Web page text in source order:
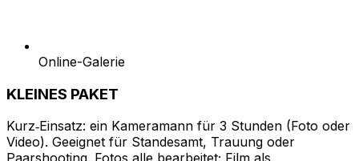
Online-Galerie
KLEINES PAKET
Kurz‑Einsatz: ein Kameramann für 3 Stunden (Foto oder
Video). Geeignet für Standesamt, Trauung oder